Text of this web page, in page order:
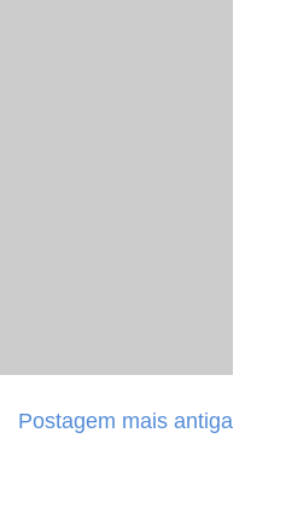
Postagem mais antiga